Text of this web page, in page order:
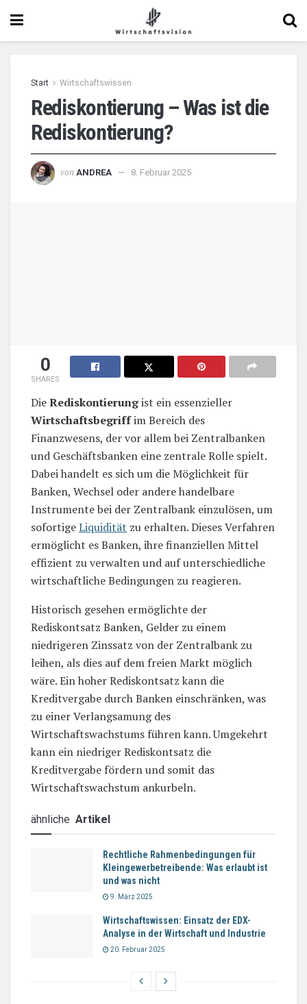
Start Wirtschaftswissen
Rediskontierung – Was ist die
Rediskontierung?
von ANDREA 8. Februar 2025
0
SHARES
DieRediskontierungist ein essenzieller
Wirtschaftsbegriffim Bereich des
Finanzwesens, der vor allem bei Zentralbanken
und Geschäftsbanken eine zentrale Rolle spielt.
Dabei handelt es sich um die Möglichkeit für
Banken, Wechsel oder andere handelbare
Instrumente bei der Zentralbank einzulösen, um
sofortigeLiquidität zu erhalten. Dieses Verfahren
ermöglicht es Banken, ihre finanziellen Mittel
effizient zu verwalten und auf unterschiedliche
wirtschaftliche Bedingungen zu reagieren.
Historisch gesehen ermöglichte der
Rediskontsatz Banken, Gelder zu einem
niedrigeren Zinssatz von der Zentralbank zu
leihen, als dies auf dem freien Markt möglich
wäre. Ein hoher Rediskontsatz kann die
Kreditvergabe durch Banken einschränken, was
zu einer Verlangsamung des
Wirtschaftswachstums führen kann. Umgekehrt
kann ein niedriger Rediskontsatz die
Kreditvergabe fördern und somit das
Wirtschaftswachstum ankurbeln.
ähnliche Artikel
Rechtliche Rahmenbedingungen für
Kleingewerbetreibende: Was erlaubt ist
und was nicht
9. März 2025
Wirtschaftswissen: Einsatz der EDX-
Analyse in der Wirtschaft und Industrie
20. Februar 2025